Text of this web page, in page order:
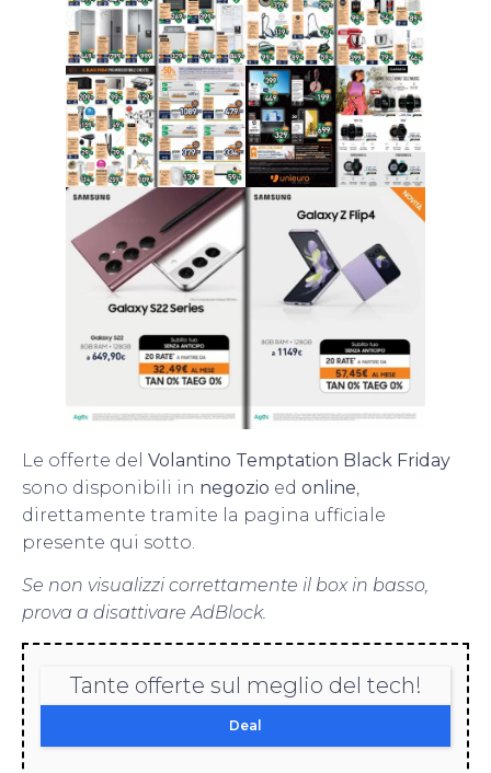
Le offerte del Volantino Temptation Black Friday
sono disponibili in negozio ed online,
direttamente tramite la pagina ufficiale
presente qui sotto.
Se non visualizzi correttamente il box in basso,
prova a disattivare AdBlock.
Tante offerte sul meglio del tech!
Deal